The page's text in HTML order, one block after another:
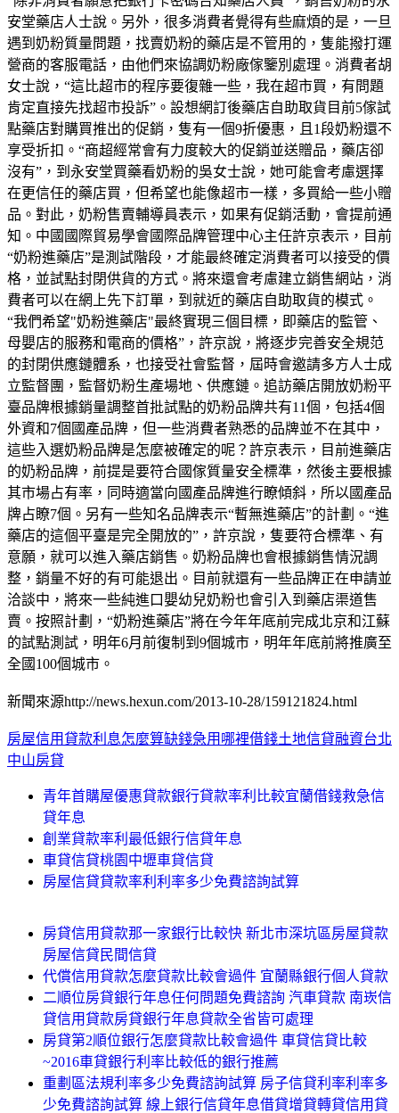
安堂藥店人士說。另外，很多消費者覺得有些麻煩的是，一旦
遇到奶粉質量問題，找賣奶粉的藥店是不管用的，隻能撥打運
營商的客服電話，由他們來協調奶粉廠傢鑒別處理。消費者胡
女士說，“這比超市的程序要復雜一些，我在超市買，有問題
肯定直接先找超市投訴”。設想網訂後藥店自助取貨目前5傢試
點藥店對購買推出的促銷，隻有一個9折優惠，且1段奶粉還不
享受折扣。“商超經常會有力度較大的促銷並送贈品，藥店卻
沒有”，到永安堂買藥看奶粉的吳女士說，她可能會考慮選擇
在更信任的藥店買，但希望也能像超市一樣，多買給一些小贈
品。對此，奶粉售賣輔導員表示，如果有促銷活動，會提前通
知。中國國際貿易學會國際品牌管理中心主任許京表示，目前
“奶粉進藥店”是測試階段，才能最終確定消費者可以接受的價
格，並試點封閉供貨的方式。將來還會考慮建立銷售網站，消
費者可以在網上先下訂單，到就近的藥店自助取貨的模式。
“我們希望"奶粉進藥店"最終實現三個目標，即藥店的監管、
母嬰店的服務和電商的價格”，許京說，將逐步完善安全規范
的封閉供應鏈體系，也接受社會監督，屆時會邀請多方人士成
立監督團，監督奶粉生產場地、供應鏈。追訪藥店開放奶粉平
臺品牌根據銷量調整首批試點的奶粉品牌共有11個，包括4個
外資和7個國產品牌，但一些消費者熟悉的品牌並不在其中，
這些入選奶粉品牌是怎麼被確定的呢？許京表示，目前進藥店
的奶粉品牌，前提是要符合國傢質量安全標準，然後主要根據
其市場占有率，同時適當向國產品牌進行瞭傾斜，所以國產品
牌占瞭7個。另有一些知名品牌表示“暫無進藥店”的計劃。“進
藥店的這個平臺是完全開放的”，許京說，隻要符合標準、有
意願，就可以進入藥店銷售。奶粉品牌也會根據銷售情況調
整，銷量不好的有可能退出。目前就還有一些品牌正在申請並
洽談中，將來一些純進口嬰幼兒奶粉也會引入到藥店渠道售
賣。按照計劃，“奶粉進藥店”將在今年年底前完成北京和江蘇
的試點測試，明年6月前復制到9個城市，明年年底前將推廣至
全國100個城市。
新聞來源http://news.hexun.com/2013-10-28/159121824.html
房屋信用貸款利息怎麼算缺錢急用哪裡借錢土地信貸融資台北
中山房貸
青年首購屋優惠貸款銀行貸款率利比較宜蘭借錢救急信
貸年息
創業貸款率利最低銀行信貸年息
車貸信貸桃園中壢車貸信貸
房屋信貸貸款率利利率多少免費諮詢試算
房貸信用貸款那一家銀行比較快 新北市深坑區房屋貸款
房屋信貸民間信貸
代償信用貸款怎麼貸款比較會過件 宜蘭縣銀行個人貸款
二順位房貸銀行年息任何問題免費諮詢 汽車貸款 南崁信
貸信用貸款房貸銀行年息貸款全省皆可處理
房貸第2順位銀行怎麼貸款比較會過件 車貸信貸比較
~2016車貸銀行利率比較低的銀行推薦
重劃區法規利率多少免費諮詢試算 房子信貸利率利率多
少免費諮詢試算 線上銀行信貸年息借貸增貸轉貸信用貸